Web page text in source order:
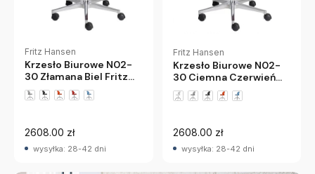
Fritz Hansen
Krzesło Biurowe N02-
30 Złamana Biel Fritz
Hansen
2608.00 zł
wysyłka: 28-42 dni
Fritz Hansen
Krzesło Biurowe N02-
30 Ciemna Czerwień
Fritz Hansen
2608.00 zł
wysyłka: 28-42 dni